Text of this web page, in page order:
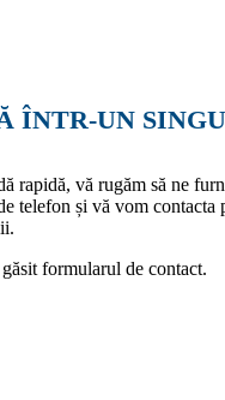
ÎNTR-UN
rapidă, vă rugăm să ne
telefon și vă vom contacta
formularul de contact.